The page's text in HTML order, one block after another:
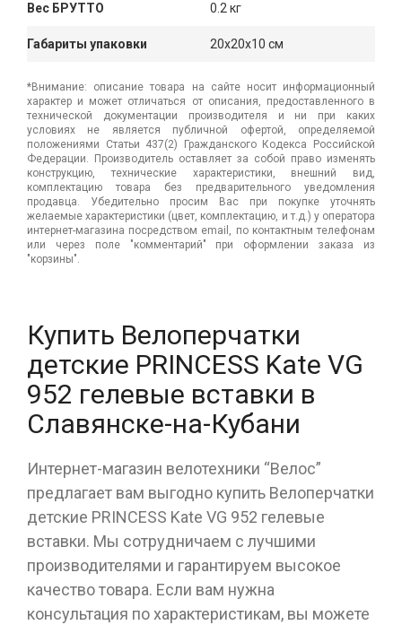
Вес БРУТТО 0.2 кг
Габариты упаковки 20x20x10 см
*Внимание: описание товара на сайте носит информационный
характер и может отличаться от описания, предоставленного в
технической документации производителя и ни при каких
условиях не является публичной офертой, определяемой
положениями Статьи 437(2) Гражданского Кодекса Российской
Федерации. Производитель оставляет за собой право изменять
конструкцию, технические характеристики, внешний вид,
комплектацию товара без предварительного уведомления
продавца. Убедительно просим Вас при покупке уточнять
желаемые характеристики (цвет, комплектацию, и т.д.) у оператора
интернет-магазина посредством email, по контактным телефонам
или через поле "комментарий" при оформлении заказа из
"корзины".
Купить Велоперчатки
детские PRINCESS Kate VG
952 гелевые вставки в
Славянске-на-Кубани
Интернет-магазин велотехники “Велос”
предлагает вам выгодно купить Велоперчатки
детские PRINCESS Kate VG 952 гелевые
вставки. Мы сотрудничаем с лучшими
производителями и гарантируем высокое
качество товара. Если вам нужна
консультация по характеристикам, вы можете